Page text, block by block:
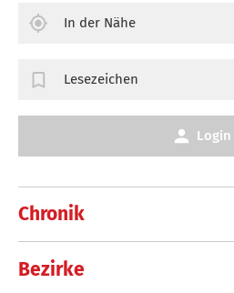
Chronik
Bezirke
In der Nähe
Lesezeichen
Login